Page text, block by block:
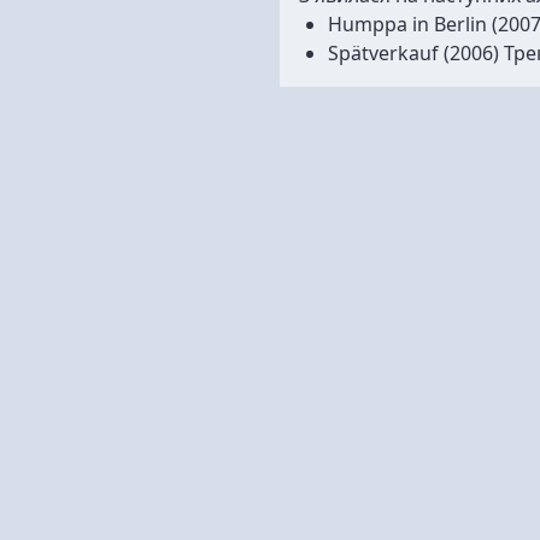
Humppa in Berlin
Spätverkauf(2006)